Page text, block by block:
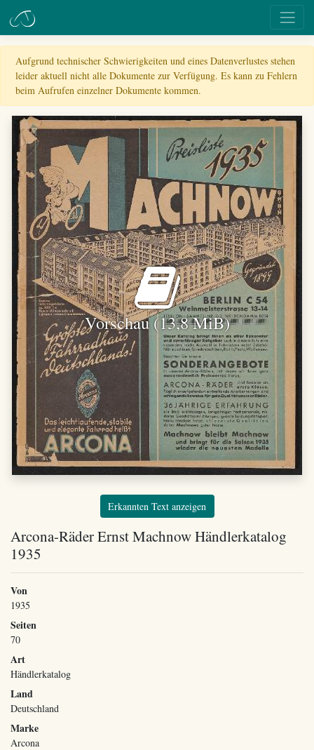
Aufgrund technischer Schwierigkeiten und eines Datenverlustes stehen
leider aktuell nicht alle Dokumente zur Verfügung. Es kann zu Fehlern
beim Aufrufen einzelner Dokumente kommen.
Vorschau (13,8 MiB)
Erkannten Text anzeigen
Arcona-Räder Ernst Machnow Händlerkatalog
1935
Von
1935
Seiten
70
Art
Händlerkatalog
Land
Deutschland
Marke
Arcona